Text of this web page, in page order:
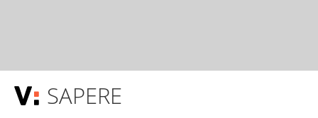
SAPERE